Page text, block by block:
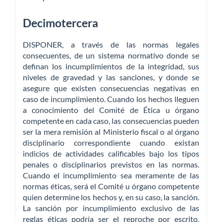
Decimotercera
DISPONER, a través de las normas legales
consecuentes, de un sistema normativo donde se
definan los incumplimientos de la integridad, sus
niveles de gravedad y las sanciones, y donde se
asegure que existen consecuencias negativas en
caso de incumplimiento. Cuando los hechos lleguen
a conocimiento del Comité de Ética u órgano
competente en cada caso, las consecuencias pueden
ser la mera remisión al Ministerio fiscal o al órgano
disciplinario correspondiente cuando existan
indicios de actividades calificables bajo los tipos
penales o disciplinarios previstos en las normas.
Cuando el incumplimiento sea meramente de las
normas éticas, será el Comité u órgano competente
quien determine los hechos y, en su caso, la sanción.
La sanción por incumplimiento exclusivo de las
reglas éticas podría ser el reproche por escrito,